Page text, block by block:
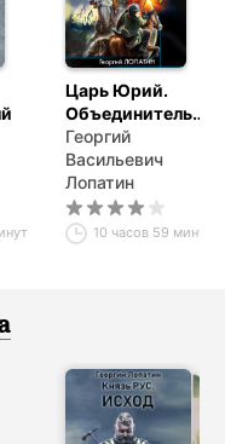
Царь Юрий.
Объединитель
Руси
Георгий
Васильевич
Лопатин
10 часов 59 минут